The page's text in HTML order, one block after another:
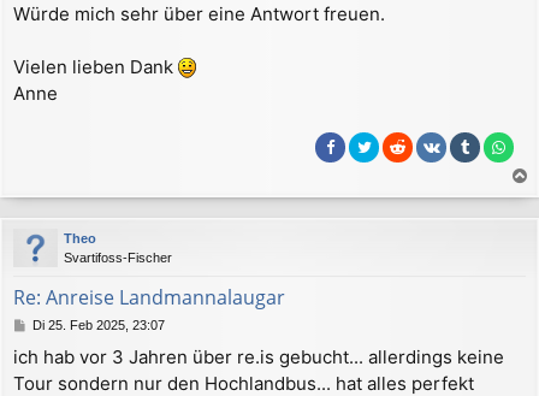
Würde mich sehr über eine Antwort freuen.
Vielen lieben Dank
Anne
a
c
Theo
Svartifoss-Fischer
Re: Anreise Landmannalaugar
B
i
t
Di 25. Feb 2025, 23:07
ich hab vor 3 Jahren über re.is gebucht... allerdings keine
Tour sondern nur den Hochlandbus... hat alles perfekt